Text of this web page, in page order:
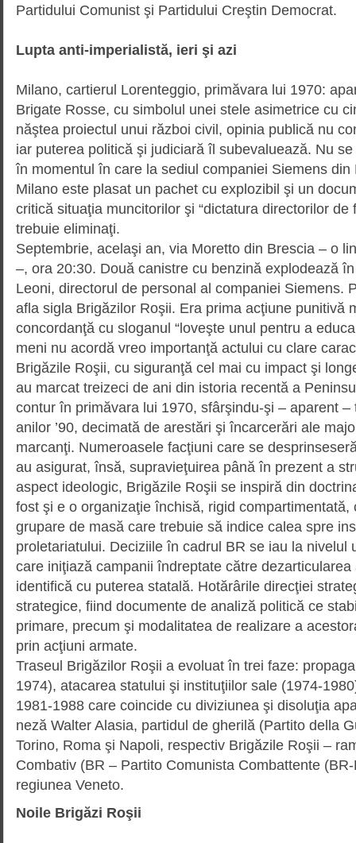
Partidului Comunist şi Partidului Creştin Democrat.
Lupta anti-imperialistă, ieri şi azi
Milano, cartierul Lorenteggio, pri­mă­vara lui 1970:
Brigate Rosse, cu simbolul unei stele asimetrice cu
năştea proiectul unui război civil, opi­nia publică nu
iar puterea politică şi judiciară îl subevaluează. Nu
în momentul în care la sediul companiei Siemens din
Milano este plasat un pachet cu explozibil şi un
critică situaţia muncitorilor şi “dictatura directorilor de
trebuie eliminaţi.
Septembrie, acelaşi an, via Moretto din Brescia – o
–, ora 20:30. Două canistre cu benzină explodează
Leoni, directorul de personal al companiei Siemens.
afla sigla Brigăzilor Roşii. Era prima acţiune punitivă
concordanţă cu sloganul “loveşte unul pentru a
meni nu acordă vreo importanţă ac­tului cu clare
Brigăzile Roşii, cu siguranţă cel mai cu impact şi
au marcat treizeci de ani din istoria recentă a
contur în primăvara lui 1970, sfârşindu-şi – aparent
anilor ’90, decimată de ares­tări şi încarcerări ale
marcanţi. Numeroasele facţiu­ni care se
au asigurat, însă, supra­vieţuirea până în prezent a
aspect ideo­logic, Brigăzile Roşii se inspiră din
fost şi e o orga­ni­zaţie închisă, rigid compar­timentată,
grupare de masă care trebuie să indice calea spre
proletariatului. Deciziile în cadrul BR se iau la nivelul
care iniţiază cam­panii îndreptate către
identifică cu puterea statală. Hotărârile direcţiei
strate­gice, fiind documente de analiză poli­tică ce
primare, precum şi modalitatea de realizare a
prin acţiu­ni armate.
Traseul Brigăzilor Roşii a evoluat în trei faze:
1974), atacarea statului şi instituţiilor sale (1974-
1981-1988 care coincide cu diviziunea şi disoluţia
neză Walter Alasia, partidul de gherilă (Partito della
Torino, Roma şi Napoli, respectiv Brigăzile Roşii –
Combativ (BR – Partito Comunista Combattente
regiunea Veneto.
Noile Brigăzi Roşii